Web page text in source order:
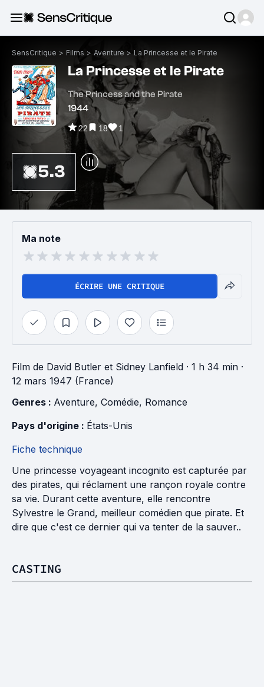
SensCritique > Films > Aventure > La Princesse et le Pirate
La Princesse et le Pirate
The Princess and the Pirate
1944
22 18 1
5.3
Ma note
ÉCRIRE UNE CRITIQUE
Film de David Butler et Sidney Lanfield · 1 h 34 min ·
12 mars 1947 (France)
Genres : Aventure, Comédie, Romance
Pays d'origine : États-Unis
Fiche technique
Une princesse voyageant incognito est capturée par
des pirates, qui réclament une rançon royale contre
sa vie. Durant cette aventure, elle rencontre
Sylvestre le Grand, meilleur comédien que pirate. Et
dire que c'est ce dernier qui va tenter de la sauver..
CASTING